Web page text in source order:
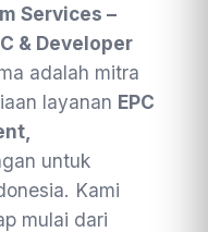
Services –
& Developer
adalah mitra
layanan EPC
untuk
Kami
mulai dari